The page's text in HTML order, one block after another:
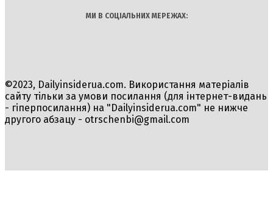
МИ В СОЦІАЛЬНИХ МЕРЕЖАХ:
©2023, Dailyinsiderua.com. Використання матеріалів
сайту тільки за умови посилання (для інтернет-видань
- гіперпосилання) на "Dailyinsiderua.com" не нижче
другого абзацу - otrschenbi@gmail.com